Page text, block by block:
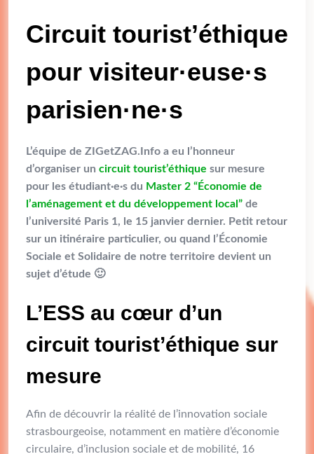
Circuit tourist’éthique
pour visiteur·euse·s
parisien·ne·s
L’équipe de ZIGetZAG.Info a eu l’honneur
d’organiser un circuit tourist’éthique sur mesure
pour les étudiant·e·s du Master 2 “Économie de
l’aménagement et du développement local” de
l’université Paris 1, le 15 janvier dernier. Petit retour
sur un itinéraire particulier, ou quand l’Économie
Sociale et Solidaire de notre territoire devient un
sujet d’étude 🙂
L’ESS au cœur d’un
circuit tourist’éthique sur
mesure
Afin de découvrir la réalité de l’innovation sociale
strasbourgeoise, notamment en matière d’économie
circulaire, d’inclusion sociale et de mobilité, 16